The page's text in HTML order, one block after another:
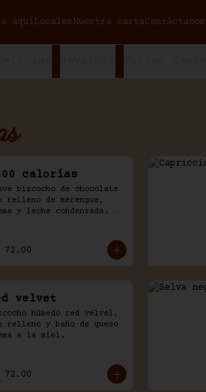
aquíLocalesNuestra cartaContáctanos
calorías
bizcocho de chocolate
relleno de merengue,
y leche condensada.
72.00
velvet
húmedo red velvel,
relleno y baño de queso
a la miel.
72.00